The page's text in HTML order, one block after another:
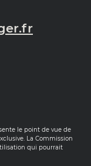
le point de vue de
La Commission
qui pourrait